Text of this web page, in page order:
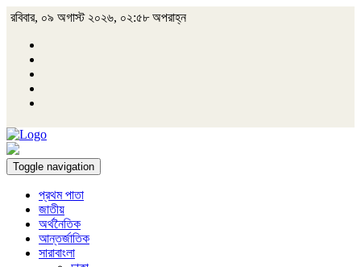
রবিবার, ০৯ অগাস্ট ২০২৬, ০২:৫৮ অপরাহ্ন
Toggle navigation
প্রথম পাতা
জাতীয়
অর্থনৈতিক
আন্তর্জাতিক
সারাবাংলা